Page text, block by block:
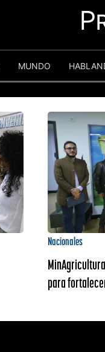
MUNDO
Nacionales
para